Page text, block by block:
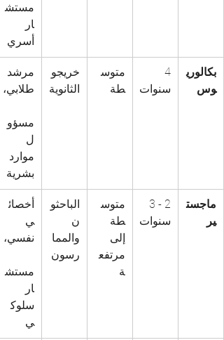
مستش
ار
أسري
بكالوري
وس
سنوات
متوس
طة
خريجو
الثانوية
مرشد
طلابي،
مسؤو
ل
موارد
بشرية
ماجست
ير
سنوات
متوس
طة
إلى
مرتفع
ة
الباحثو
ن
والمما
رسون
أخصائ
ي
نفسي،
مستش
ار
سلوك
ي